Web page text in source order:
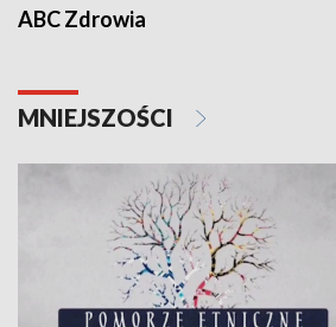
ABC Zdrowia
MNIEJSZOŚCI